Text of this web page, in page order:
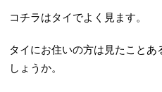
コチラはタイでよく見ます。
タイにお住いの方は見たこと
しょうか。